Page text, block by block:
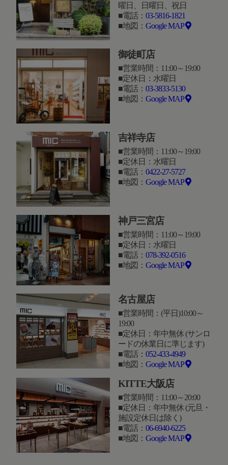
曜日、日曜日、祝日
電話： 03-5816-1821
地図： Google MAP
御徒町店
営業時間：11:00～19:00
定休日：水曜日
電話： 03-3833-5130
地図： Google MAP
吉祥寺店
営業時間：11:00～19:00
定休日：水曜日
電話： 0422-27-5727
地図： Google MAP
神戸三宮店
営業時間：11:00～19:00
定休日：水曜日
電話： 078-392-0516
地図： Google MAP
名古屋店
営業時間：(平日)10:00～
19:00
定休日：年中無休 (サンロ
ードの休業日に準じます)
電話： 052-433-4949
地図： Google MAP
KITTE大阪店
営業時間：11:00～20:00
定休日：年中無休 (元旦・
施設定休日は除く)
電話： 06-6940-6225
地図： Google MAP